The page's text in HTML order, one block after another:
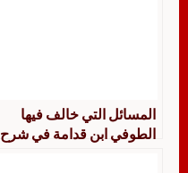
المسائل التي خالف فيها
الطوفي ابن قدامة في شرح